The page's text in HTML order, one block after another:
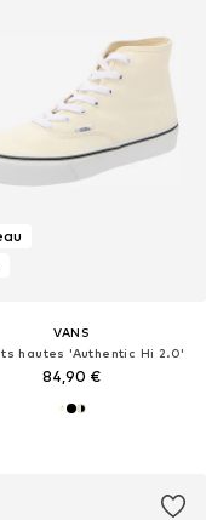
VANS
hautes 'Authentic Hi 2.0'
84,90 €